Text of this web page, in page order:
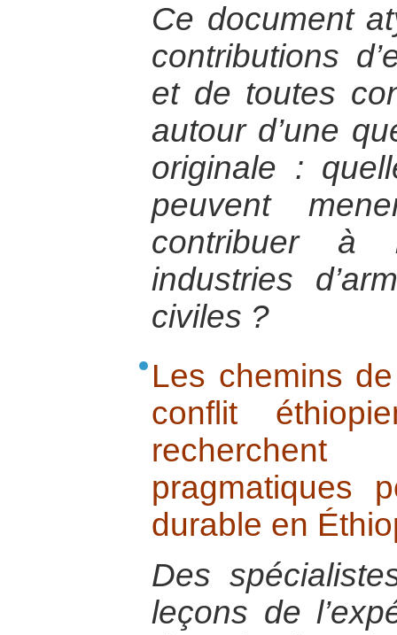
Ce document
contributions
et de toutes
autour d’une
originale :
peuvent
contribuer à
industries
civiles ?
Les chemins
conflit
pragmatiques
durable en
Des
leçons de